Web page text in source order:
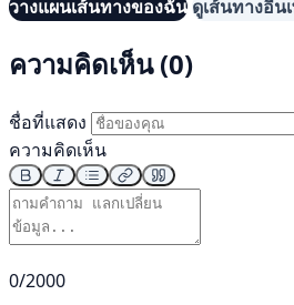
วางแผนเส้นทางของฉัน ดูเส้นทางอื่น
ความคิดเห็น (0)
ชื่อที่แสดง
ความคิดเห็น
0/2000